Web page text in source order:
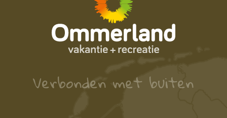
Verbonden met buiten